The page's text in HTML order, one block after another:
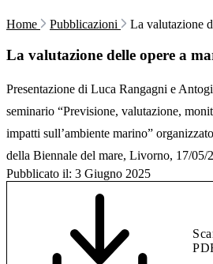
Home Pubblicazioni La valutazione
La valutazione delle opere a
Presentazione di Luca Rangagni e
seminario “Previsione, valutazione,
impatti sull’ambiente marino”
della Biennale del mare, Livorno, 17/05/
Pubblicato il: 3 Giugno 2025